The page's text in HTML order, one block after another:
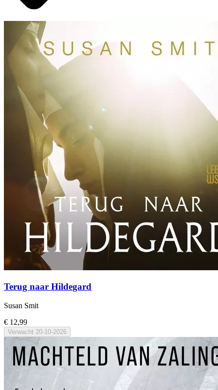
Terug naar Hildegard
Susan Smit
€ 12,99
Verwacht 20-10-2026